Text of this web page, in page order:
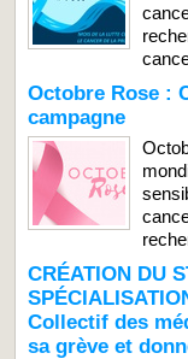
Octobre Rose :
campagne
CRÉATION DU
Collectif des
sa grève et